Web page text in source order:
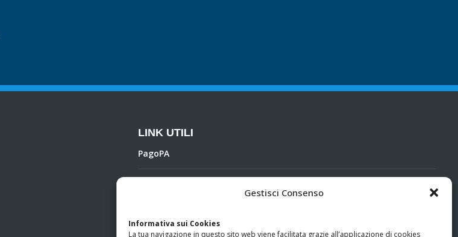
Gestisci Consenso
Informativa sui Cookies
La tua navigazione in questo sito web viene facilitata grazie all’applicazione di cookies
LINK UTILI
PagoPA